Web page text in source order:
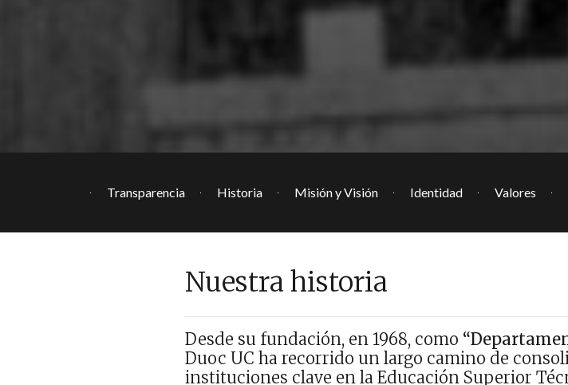
Transparencia Historia Misión y Visión Identidad Valores
Nuestra historia
Desde su fundación, en 1968, como
Duoc UC ha recorrido un largo camino de
instituciones clave en la Educación Superior